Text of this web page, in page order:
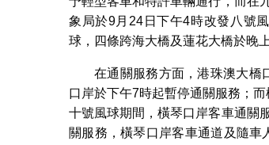
象局於9月24日下午4時改發八號
球，四條跨海大橋及蓮花大橋於晚
在通關服務方面，港珠澳大橋
口岸於下午7時起暫停通關服務；
十號風球期間，橫琴口岸客車通關
關服務，橫琴口岸客車通道及隨車